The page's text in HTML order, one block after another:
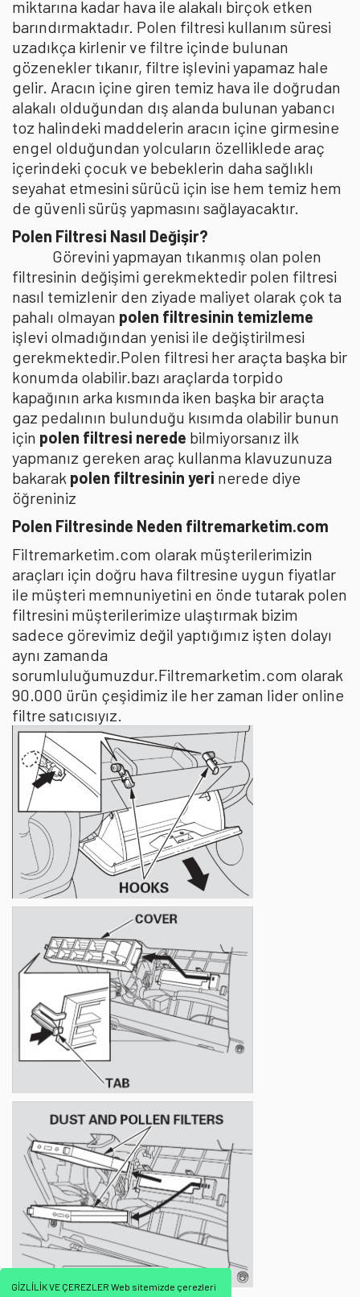
GİZLİLİK VE ÇEREZLER Web sitemizde çerezleri
miktarına kadar hava ile alakalı birçok etken
barındırmaktadır. Polen filtresi kullanım süresi
uzadıkça kirlenir ve filtre içinde bulunan
gözenekler tıkanır, filtre işlevini yapamaz hale
gelir. Aracın içine giren temiz hava ile doğrudan
alakalı olduğundan dış alanda bulunan yabancı
toz halindeki maddelerin aracın içine girmesine
engel olduğundan yolcuların özelliklede araç
içerindeki çocuk ve bebeklerin daha sağlıklı
seyahat etmesini sürücü için ise hem temiz hem
de güvenli sürüş yapmasını sağlayacaktır.
Polen Filtresi Nasıl Değişir?
Görevini yapmayan tıkanmış olan polen
filtresinin değişimi gerekmektedir polen filtresi
nasıl temizlenir den ziyade maliyet olarak çok ta
pahalı olmayan polen filtresinin temizleme
işlevi olmadığından yenisi ile değiştirilmesi
gerekmektedir.Polen filtresi her araçta başka bir
konumda olabilir.bazı araçlarda torpido
kapağının arka kısmında iken başka bir araçta
gaz pedalının bulunduğu kısımda olabilir bunun
için polen filtresi nerede bilmiyorsanız ilk
yapmanız gereken araç kullanma klavuzunuza
bakarak polen filtresinin yeri nerede diye
öğreniniz
Polen Filtresinde Neden filtremarketim.com
Filtremarketim.com olarak müşterilerimizin
araçları için doğru hava filtresine uygun fiyatlar
ile müşteri memnuniyetini en önde tutarak polen
filtresini müşterilerimize ulaştırmak bizim
sadece görevimiz değil yaptığımız işten dolayı
aynı zamanda
sorumluluğumuzdur.Filtremarketim.com olarak
90.000 ürün çeşidimiz ile her zaman lider online
filtre satıcısıyız.